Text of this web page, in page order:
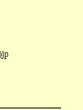
jp